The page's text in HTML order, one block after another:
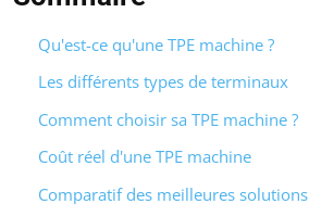
Qu'est-ce qu'une TPE machine ?
Les différents types de terminaux
Comment choisir sa TPE machine ?
Coût réel d'une TPE machine
Comparatif des meilleures solutions